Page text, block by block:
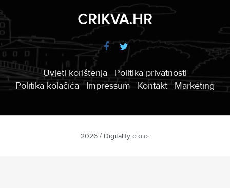
CRIKVA.HR
Uvjeti korištenja
Politika privatnosti
Politika kolačića
Impressum Kontakt Marketing
2026 / Digitality d.o.o.